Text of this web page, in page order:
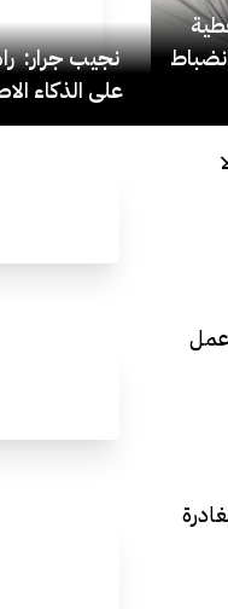
نجيب جرار:
على الذكاء
عمل